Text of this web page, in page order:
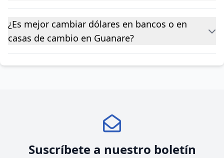
¿Es mejor cambiar dólares en bancos o en
casas de cambio en Guanare?
Suscríbete a nuestro boletín